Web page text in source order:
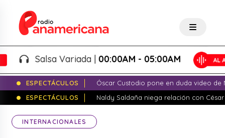
Salsa Variada |00:00AM - 05:00AM
ESPECTÁCULOS
Óscar Custodio pone en duda video de
ESPECTÁCULOS
Naldy Saldaña niega relación con
INTERNACIONALES